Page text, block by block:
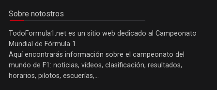
Sobre notostros
TodoFormula1.net es un sitio web dedicado al Campeonato
Mundial de Fórmula 1.
Aquí encontrarás información sobre el campeonato del
mundo de F1: noticias, vídeos, clasificación, resultados,
horarios, pilotos, escuerías,...